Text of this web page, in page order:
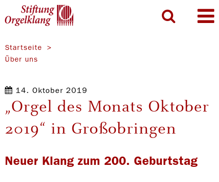
Startseite
Über uns
14. Oktober 2019
„Orgel des Monats Oktober
2019“ in Großobringen
Neuer Klang zum 200. Geburtstag